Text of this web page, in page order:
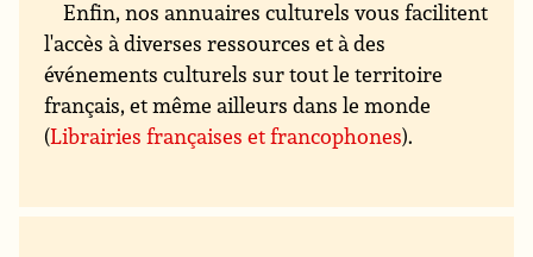
Enfin, nos annuaires culturels vous facilitent
l'accès à diverses ressources et à des
événements culturels sur tout le territoire
français, et même ailleurs dans le monde
(Librairies françaises et francophones).